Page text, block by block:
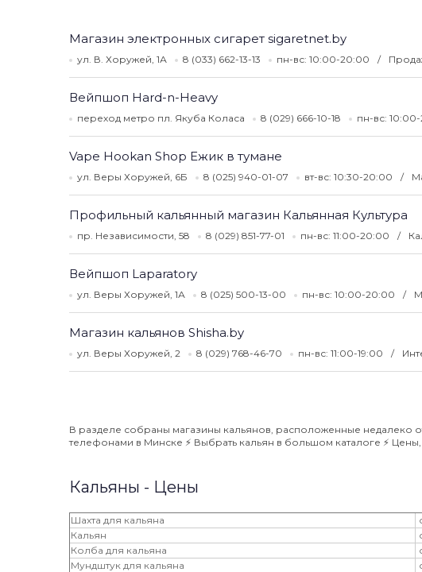
Магазин электронных сигарет sigaretnet.by
ул. В. Хоружей, 1А 8 (033) 662-13-13 пн-вс: 10:00-20:00
Вейпшоп Hard-n-Heavy
переход метро пл. Якуба Коласа 8 (029) 666-10-18 пн-вс:
Vape Hookan Shop Ежик в тумане
ул. Веры Хоружей, 6Б 8 (025) 940-01-07 вт-вс: 10:30-20:00
Профильный кальянный магазин Кальянная Культура
пр. Независимости, 58 8 (029) 851-77-01 пн-вс: 11:00-20:00
Вейпшоп Laparatory
ул. Веры Хоружей, 1А 8 (025) 500-13-00 пн-вс: 10:00-20:00
Магазин кальянов Shisha.by
ул. Веры Хоружей, 2 8 (029) 768-46-70 пн-вс: 11:00-19:00
В разделе собраны магазины кальянов, расположенные недалеко
телефонами в Минске ⚡️ Выбрать кальян в большом каталоге ⚡️
Кальяны - Цены
Шахта для кальяна
Кальян
Колба для кальяна
Мундштук для кальяна